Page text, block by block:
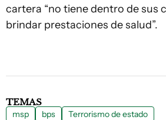
cartera “no tiene dentro de sus
brindar prestaciones de salud”.
TEMAS
msp bps Terrorismo de estado